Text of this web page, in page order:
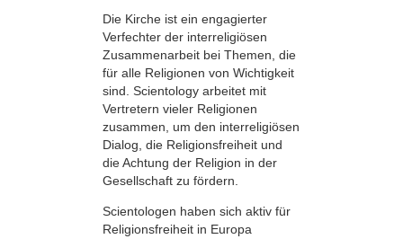
Die Kirche ist ein engagierter
Verfechter der interreligiösen
Zusammenarbeit bei Themen, die
für alle Religionen von Wichtigkeit
sind. Scientology arbeitet mit
Vertretern vieler Religionen
zusammen, um den interreligiösen
Dialog, die Religionsfreiheit und
die Achtung der Religion in der
Gesellschaft zu fördern.
Scientologen haben sich aktiv für
Religionsfreiheit in Europa